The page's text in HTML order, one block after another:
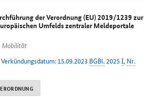
der Verordnung (EU) 2019/1239 zur
Umfelds zentraler Meldeportale
Mobilität
Verkündungsdatum: 15.09.2023 BGBl.2025 I, Nr.